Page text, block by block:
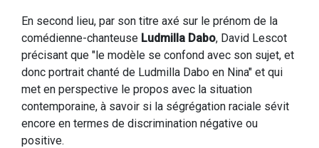
En second lieu, par son titre axé sur le prénom de la
comédienne-chanteuse Ludmilla Dabo, David Lescot
précisant que "le modèle se confond avec son sujet, et
donc portrait chanté de Ludmilla Dabo en Nina" et qui
met en perspective le propos avec la situation
contemporaine, à savoir si la ségrégation raciale sévit
encore en termes de discrimination négative ou
positive.